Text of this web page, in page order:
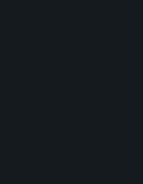
verbindlich.
vor dem Angebot in
für Ihr Vorhaben -
die richtige Wahl
Kauf sind wir